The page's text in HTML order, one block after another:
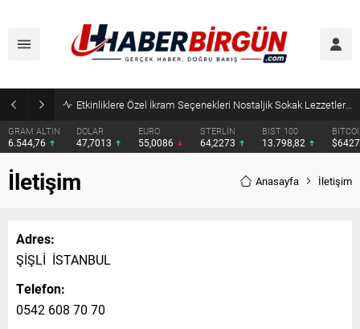
Etkinliklere Özel İkram Seçenekleri Nostaljik Sokak Lezzetleri’nden
GRAM ALTIN
6.544,76
DOLAR
47,7013
EURO
55,0086
STERLİN
64,2273
BIST 100
13.798,82
İletişim Anasayfa İletişim
Adres:
ŞİŞLİ İSTANBUL
Telefon:
0542 608 70 70